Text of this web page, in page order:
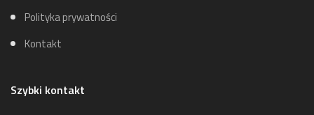
Polityka prywatności
Kontakt
Szybki kontakt